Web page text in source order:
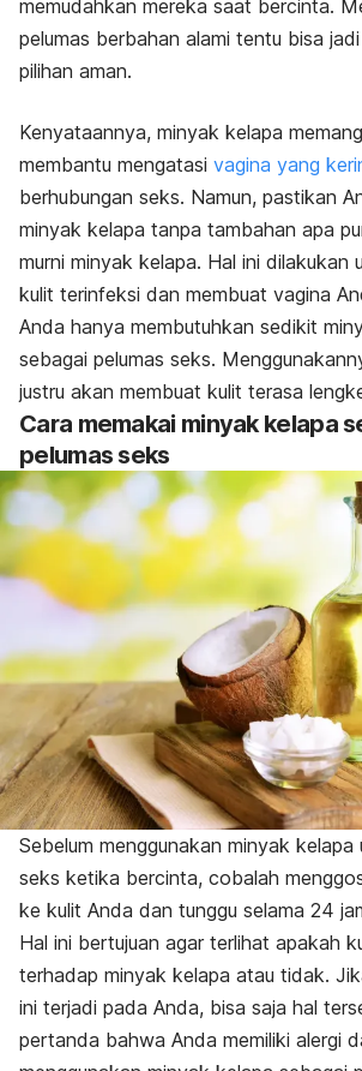
memudahkan mereka saat bercinta.
pelumas berbahan alami tentu bisa
pilihan aman.
Kenyataannya, minyak kelapa
membantu mengatasi vagina yang
berhubungan seks. Namun, pastikan
minyak kelapa tanpa tambahan apa
murni minyak kelapa. Hal ini dilakukan
kulit terinfeksi dan membuat vagina
Anda hanya membutuhkan sedikit
sebagai pelumas seks.
justru akan membuat kulit terasa
Cara memakai minyak kelapa
pelumas seks
Sebelum menggunakan minyak kelapa
seks ketika bercinta, cobalah
ke kulit Anda dan tunggu selama 24
Hal ini bertujuan agar terlihat apakah
terhadap minyak kelapa atau tidak.
ini terjadi pada Anda, bisa saja hal
pertanda bahwa Anda memiliki alergi